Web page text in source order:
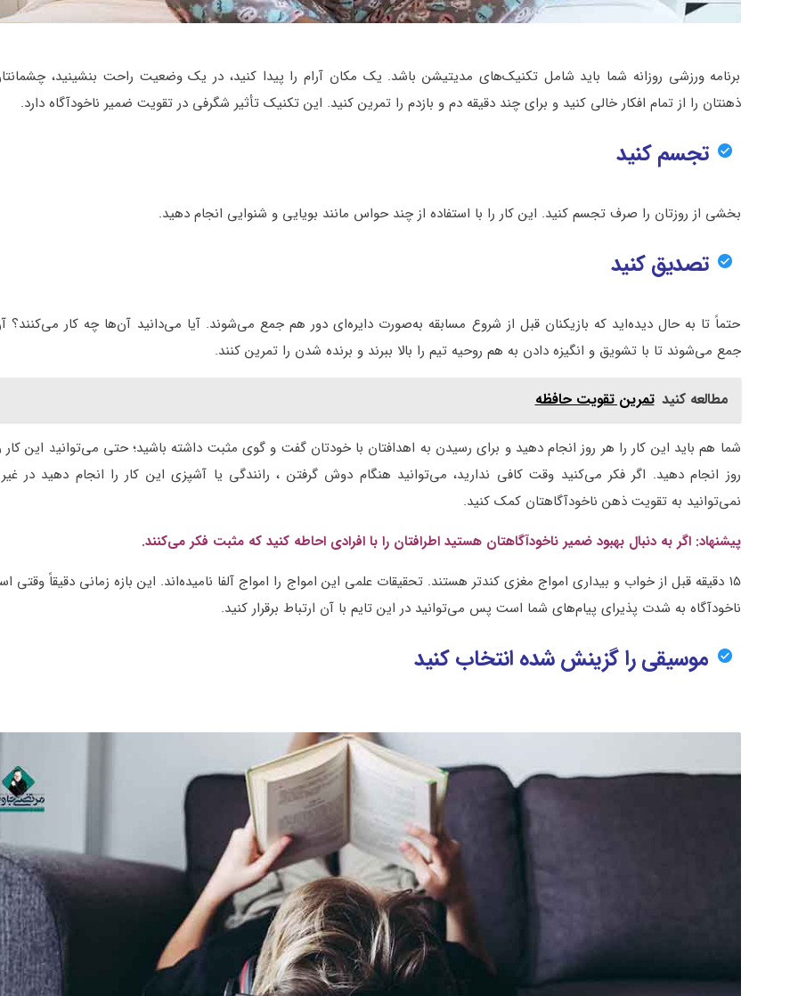
برنامه ورزشی روزانه شما باید شامل تکنیک‌های مدیتیشن باشد. یک مکان آرام را پیدا کنید، در یک وضعیت راحت بنشینید،
ذهنتان را از تمام افکار خالی کنید و برای چند دقیقه دم و بازدم را تمرین کنید. این تکنیک تأثیر شگرفی در تقویت ضمیر ناخودآگاه دارد.
تجسم کنید
بخشی از روزتان را صرف تجسم کنید. این کار را با استفاده از چند حواس مانند بویایی و شنوایی انجام دهید.
تصدیق کنید
حتماً تا به حال دیده‌اید که بازیکنان قبل از شروع مسابقه به‌صورت دایره‌ای دور هم جمع می‌شوند. آیا می‌دانید آن‌ها چه کار می‌کنند؟
جمع می‌شوند تا با تشویق و انگیزه دادن به هم روحیه تیم را بالا ببرند و برنده شدن را تمرین کنند.
مطالعه کنید تمرین تقویت حافظه
شما هم باید این کار را هر روز انجام دهید و برای رسیدن به اهدافتان با خودتان گفت و گوی مثبت داشته باشید؛ حتی می‌توانید این کار
روز انجام دهید. اگر فکر می‌کنید وقت کافی ندارید، می‌توانید هنگام دوش گرفتن ، رانندگی یا آشپزی این کار را انجام دهید در
نمی‌توانید به تقویت ذهن ناخودآگاهتان کمک کنید.
پیشنهاد: اگر به دنبال بهبود ضمیر ناخودآگاهتان هستید اطرافتان را با افرادی احاطه کنید که مثبت فکر می‌کنند.
۱۵ دقیقه قبل از خواب و بیداری امواج مغزی کندتر هستند. تحقیقات علمی این امواج را امواج آلفا نامیده‌اند. این بازه زمانی دقیقاً
ناخودآگاه به شدت پذیرای پیام‌های شما است پس می‌توانید در این تایم با آن ارتباط برقرار کنید.
موسیقی را گزینش شده انتخاب کنید